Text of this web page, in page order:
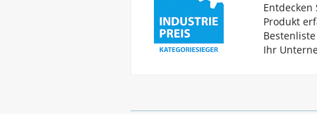
Produkt
Ihr